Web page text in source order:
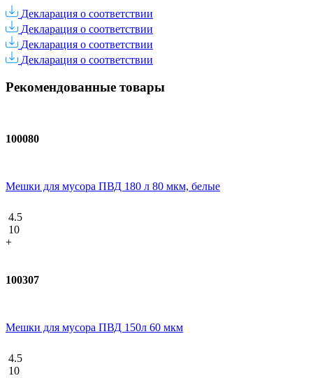
Декларация о соответствии
Декларация о соответствии
Декларация о соответствии
Декларация о соответствии
Рекомендованные товары
100080
Мешки для мусора ПВД 180 л 80 мкм, белые
4.5
10
+
100307
Мешки для мусора ПВД 150л 60 мкм
4.5
10